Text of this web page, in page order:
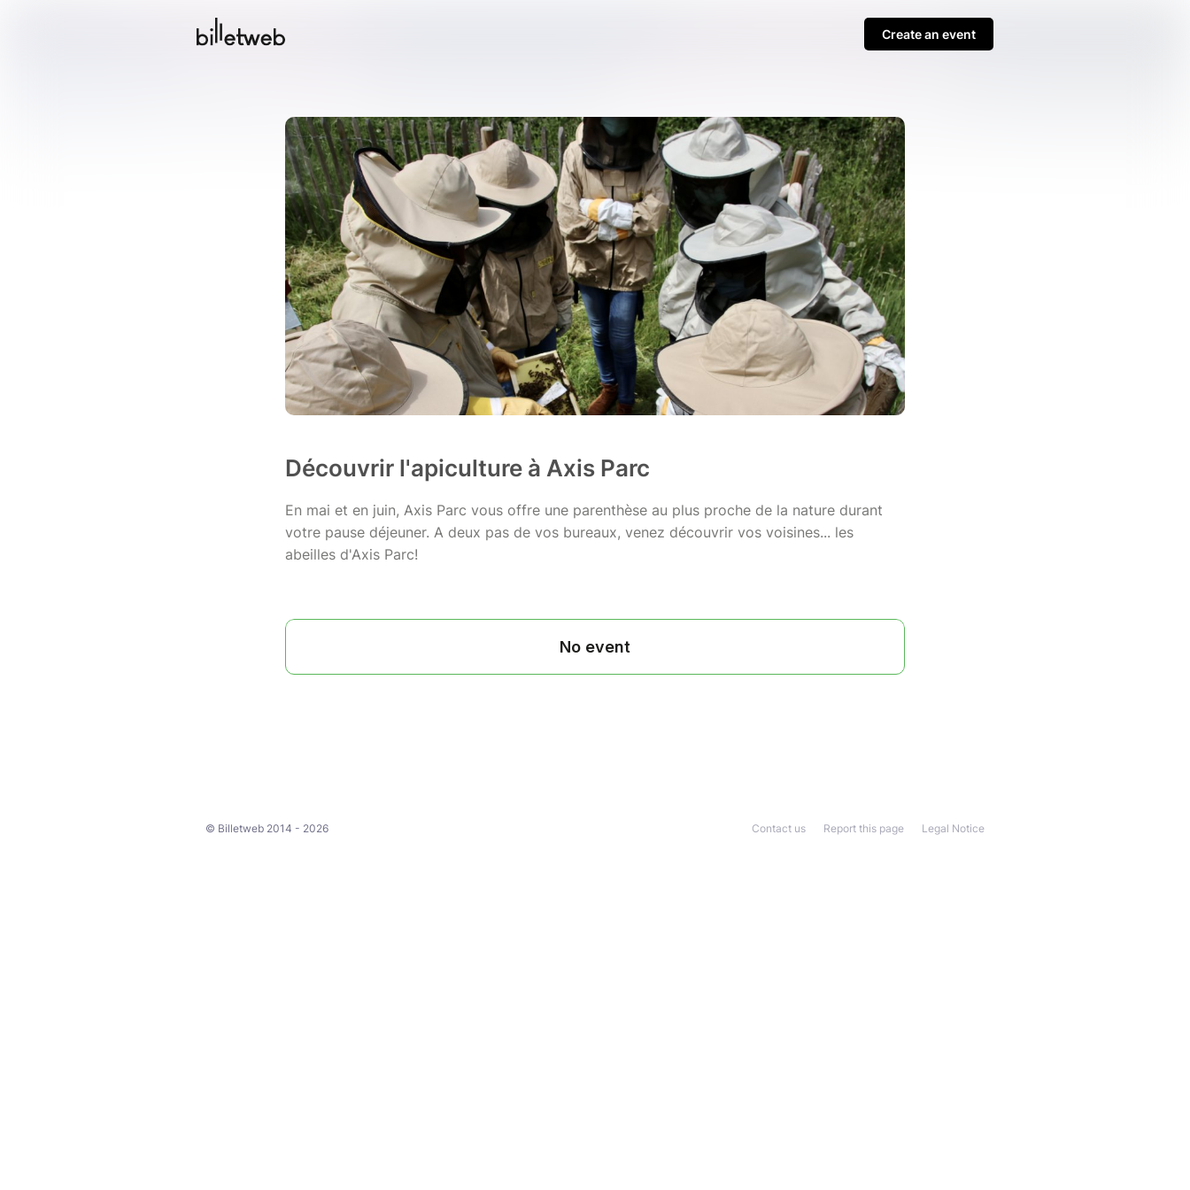
Create an event
Découvrir l'apiculture à Axis Parc
En mai et en juin, Axis Parc vous offre une parenthèse au plus proche de la nature durant
votre pause déjeuner. A deux pas de vos bureaux, venez découvrir vos voisines... les
abeilles d'Axis Parc!
© Billetweb 2014 - 2026 Legal Notice
Report this page
Contact us